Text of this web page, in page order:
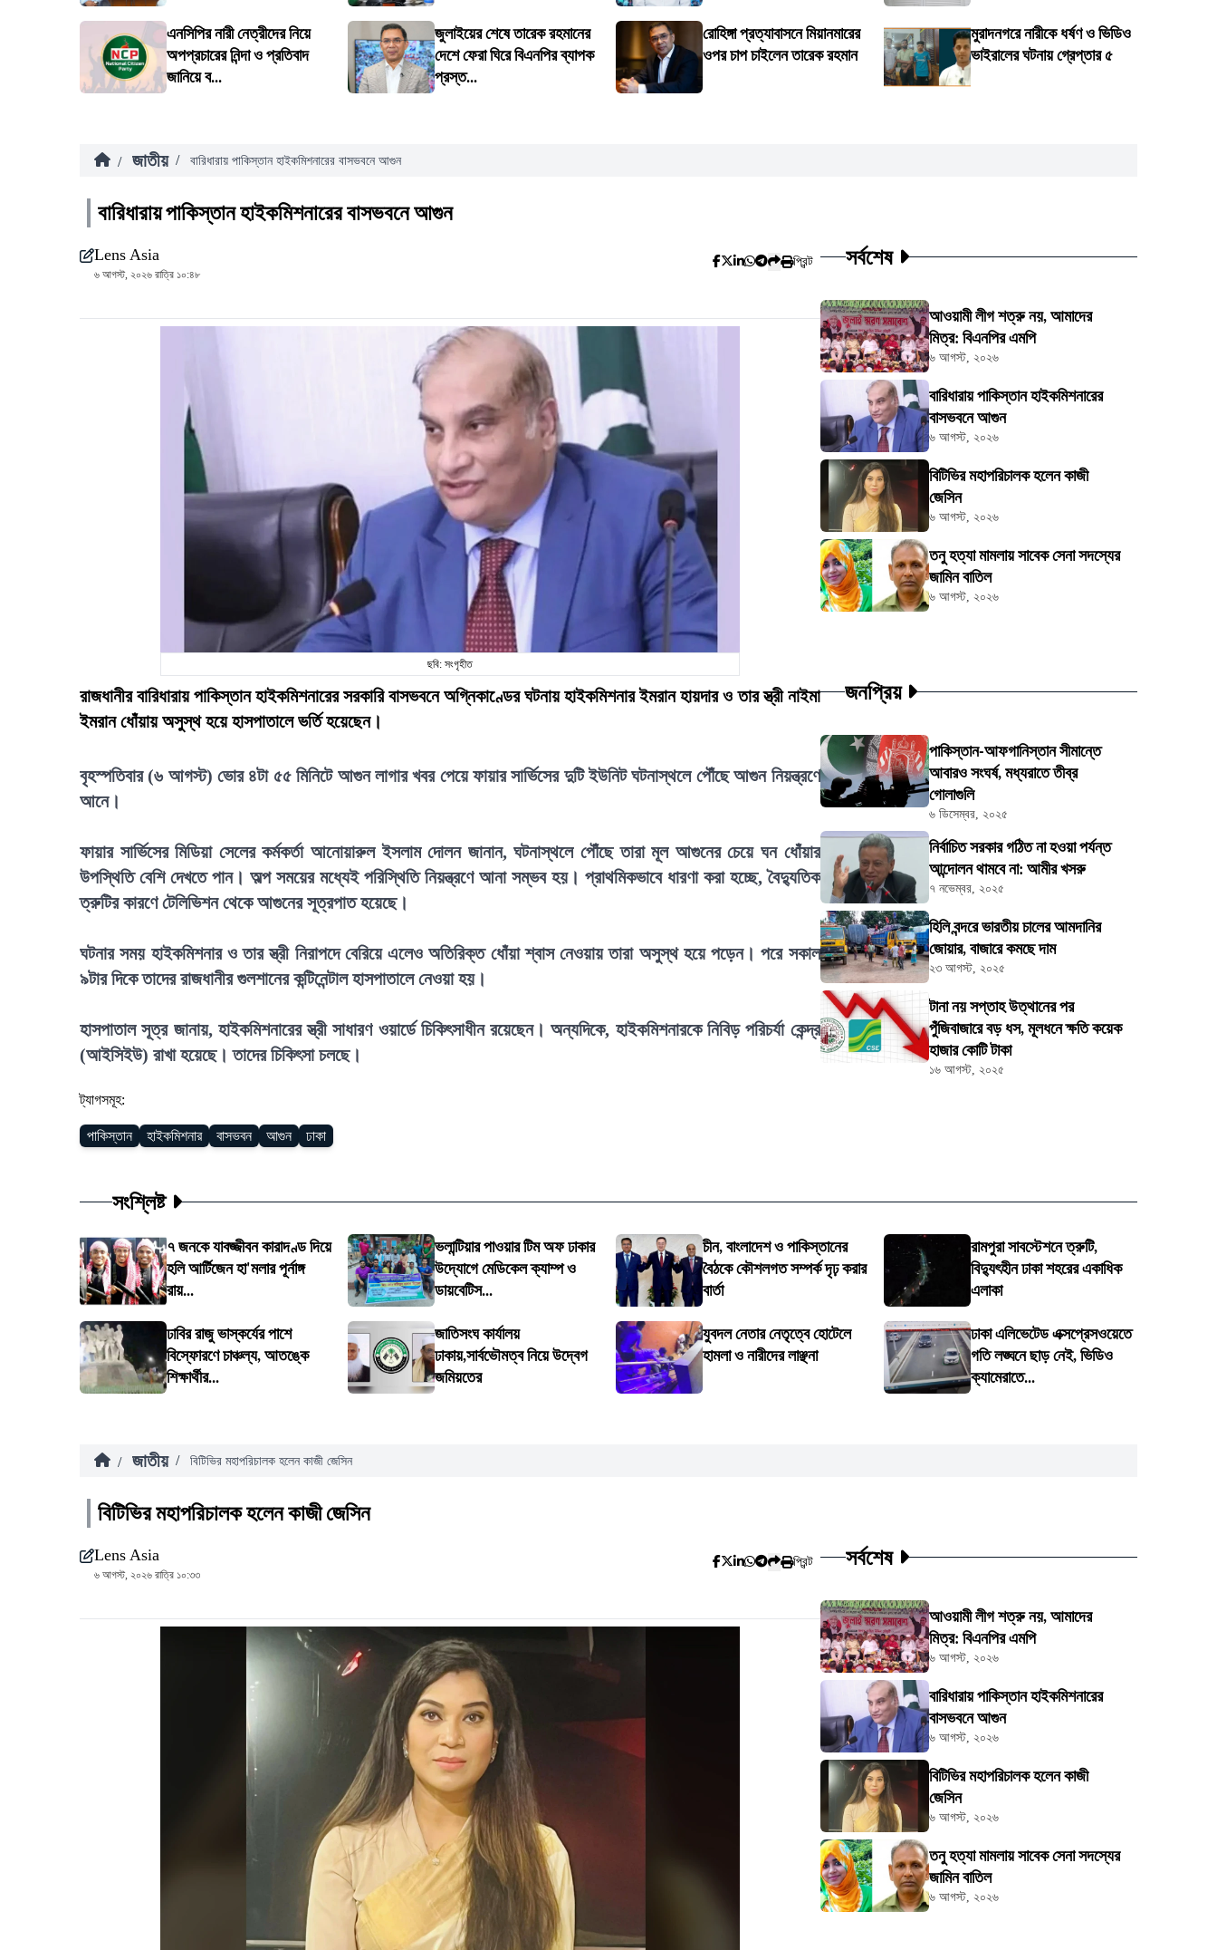
এনসিপির নারী নেত্রীদের নিয়ে
অপপ্রচারের নিন্দা ও প্রতিবাদ
জানিয়ে ব...
জুলাইয়ের শেষে তারেক রহমানের
দেশে ফেরা ঘিরে বিএনপির ব্যাপক
প্রস্ত...
রোহিঙ্গা প্রত্যাবাসনে মিয়ানমারের
ওপর চাপ চাইলেন তারেক রহমান
মুরাদনগরে নারীকে ধর্ষণ ও ভিডিও
ভাইরালের ঘটনায় গ্রেপ্তার ৫
/ জাতীয় / বারিধারায় পাকিস্তান হাইকমিশনারের বাসভবনে আগুন
বারিধারায় পাকিস্তান হাইকমিশনারের বাসভবনে আগুন
Lens Asia
৬ আগস্ট, ২০২৬ রাত্রি ১০:৪৮
প্রিন্ট
ছবি: সংগৃহীত
রাজধানীর বারিধারায় পাকিস্তান হাইকমিশনারের সরকারি বাসভবনে অগ্নিকাণ্ডের ঘটনায় হাইকমিশনার ইমরান হায়দার ও তার স্ত্রী নাইমা
ইমরান ধোঁয়ায় অসুস্থ হয়ে হাসপাতালে ভর্তি হয়েছেন।
বৃহস্পতিবার (৬ আগস্ট) ভোর ৪টা ৫৫ মিনিটে আগুন লাগার খবর পেয়ে ফায়ার সার্ভিসের দুটি ইউনিট ঘটনাস্থলে পৌঁছে আগুন নিয়ন্ত্রণে
আনে।
ফায়ার সার্ভিসের মিডিয়া সেলের কর্মকর্তা আনোয়ারুল ইসলাম দোলন জানান, ঘটনাস্থলে পৌঁছে তারা মূল আগুনের চেয়ে ঘন ধোঁয়ার
উপস্থিতি বেশি দেখতে পান। অল্প সময়ের মধ্যেই পরিস্থিতি নিয়ন্ত্রণে আনা সম্ভব হয়। প্রাথমিকভাবে ধারণা করা হচ্ছে, বৈদ্যুতিক
ত্রুটির কারণে টেলিভিশন থেকে আগুনের সূত্রপাত হয়েছে।
ঘটনার সময় হাইকমিশনার ও তার স্ত্রী নিরাপদে বেরিয়ে এলেও অতিরিক্ত ধোঁয়া শ্বাস নেওয়ায় তারা অসুস্থ হয়ে পড়েন। পরে সকাল
৯টার দিকে তাদের রাজধানীর গুলশানের কন্টিনেন্টাল হাসপাতালে নেওয়া হয়।
হাসপাতাল সূত্র জানায়, হাইকমিশনারের স্ত্রী সাধারণ ওয়ার্ডে চিকিৎসাধীন রয়েছেন। অন্যদিকে, হাইকমিশনারকে নিবিড় পরিচর্যা কেন্দ্র
(আইসিইউ) রাখা হয়েছে। তাদের চিকিৎসা চলছে।
ট্যাগসমূহ:
পাকিস্তান হাইকমিশনার বাসভবন আগুন ঢাকা
সর্বশেষ
আওয়ামী লীগ শত্রু নয়, আমাদের
মিত্র: বিএনপির এমপি
৬ আগস্ট, ২০২৬
বারিধারায় পাকিস্তান হাইকমিশনারের
বাসভবনে আগুন
৬ আগস্ট, ২০২৬
বিটিভির মহাপরিচালক হলেন কাজী
জেসিন
৬ আগস্ট, ২০২৬
তনু হত্যা মামলায় সাবেক সেনা সদস্যের
জামিন বাতিল
৬ আগস্ট, ২০২৬
জনপ্রিয়
পাকিস্তান-আফগানিস্তান সীমান্তে
আবারও সংঘর্ষ, মধ্যরাতে তীব্র
গোলাগুলি
৬ ডিসেম্বর, ২০২৫
নির্বাচিত সরকার গঠিত না হওয়া পর্যন্ত
আন্দোলন থামবে না: আমীর খসরু
৭ নভেম্বর, ২০২৫
হিলি বন্দরে ভারতীয় চালের আমদানির
জোয়ার, বাজারে কমছে দাম
২৩ আগস্ট, ২০২৫
টানা নয় সপ্তাহ উত্থানের পর
পুঁজিবাজারে বড় ধস, মূলধনে ক্ষতি কয়েক
হাজার কোটি টাকা
১৬ আগস্ট, ২০২৫
সংশ্লিষ্ট
৭ জনকে যাবজ্জীবন কারাদণ্ড দিয়ে
হলি আর্টিজেন হা'মলার পূর্নাঙ্গ
রায়...
ভলান্টিয়ার পাওয়ার টিম অফ ঢাকার
উদ্যোগে মেডিকেল ক্যাম্প ও
ডায়বেটিস...
চীন, বাংলাদেশ ও পাকিস্তানের
বৈঠকে কৌশলগত সম্পর্ক দৃঢ় করার
বার্তা
রামপুরা সাবস্টেশনে ত্রুটি,
বিদ্যুৎহীন ঢাকা শহরের একাধিক
এলাকা
ঢাবির রাজু ভাস্কর্যের পাশে
বিস্ফোরণে চাঞ্চল্য, আতঙ্কে
শিক্ষার্থীর...
জাতিসংঘ কার্যালয়
ঢাকায়,সার্বভৌমত্ব নিয়ে উদ্বেগ
জমিয়তের
যুবদল নেতার নেতৃত্বে হোটেলে
হামলা ও নারীদের লাঞ্ছনা
ঢাকা এলিভেটেড এক্সপ্রেসওয়েতে
গতি লঙ্ঘনে ছাড় নেই, ভিডিও
ক্যামেরাতে...
/ জাতীয় / বিটিভির মহাপরিচালক হলেন কাজী জেসিন
বিটিভির মহাপরিচালক হলেন কাজী জেসিন
Lens Asia
৬ আগস্ট, ২০২৬ রাত্রি ১০:৩৩
প্রিন্ট সর্বশেষ
আওয়ামী লীগ শত্রু নয়, আমাদের
মিত্র: বিএনপির এমপি
৬ আগস্ট, ২০২৬
বারিধারায় পাকিস্তান হাইকমিশনারের
বাসভবনে আগুন
৬ আগস্ট, ২০২৬
বিটিভির মহাপরিচালক হলেন কাজী
জেসিন
৬ আগস্ট, ২০২৬
তনু হত্যা মামলায় সাবেক সেনা সদস্যের
জামিন বাতিল
৬ আগস্ট, ২০২৬